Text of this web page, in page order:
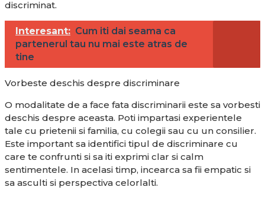
discriminat.
Interesant: Cum iti dai seama ca
partenerul tau nu mai este atras de
tine
Vorbeste deschis despre discriminare
O modalitate de a face fata discriminarii este sa vorbesti
deschis despre aceasta. Poti impartasi experientele
tale cu prietenii si familia, cu colegii sau cu un consilier.
Este important sa identifici tipul de discriminare cu
care te confrunti si sa iti exprimi clar si calm
sentimentele. In acelasi timp, incearca sa fii empatic si
sa asculti si perspectiva celorlalti.